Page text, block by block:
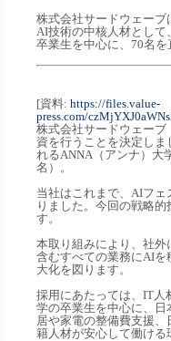
株式会社サードウェーブ
AI技術の中核人材として
卒業生を中心に、70名を
[資料: https://files.value-
press.com/
株式会社サードウェー
資を行うことを決定し
れるANNA（アンナ）大
名）。
当社はこれまで、AIフ
りました。今回の戦略
す。
本取り組みにより、社
含むすべての業務にAI
大化を図ります。
採用にあたっては、IT人
学の卒業生を中心に、
居や家電の整備費支援
籍人材が安心して働ける